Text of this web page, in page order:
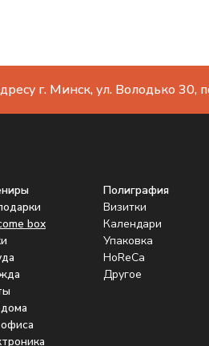
г. Минск, ул. Володько 30,
Полиграфия
Визитки
Календари
Упаковка
HoReCa
Другое
box